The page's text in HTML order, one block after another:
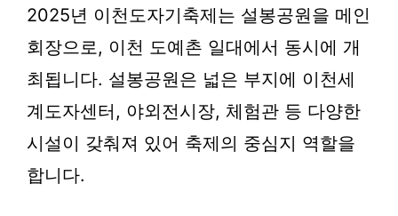
2025년 이천도자기축제는 설봉공원을 메인
회장으로, 이천 도예촌 일대에서 동시에 개
최됩니다. 설봉공원은 넓은 부지에 이천세
계도자센터, 야외전시장, 체험관 등 다양한
시설이 갖춰져 있어 축제의 중심지 역할을
합니다.